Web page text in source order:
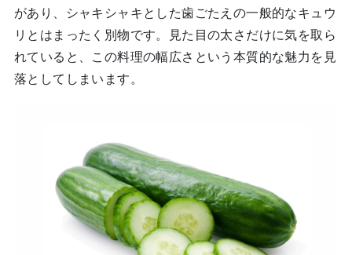
があり、シャキシャキとした歯ごたえの一般的なキュウ
リとはまったく別物です。見た目の太さだけに気を取ら
れていると、この料理の幅広さという本質的な魅力を見
落としてしまいます。